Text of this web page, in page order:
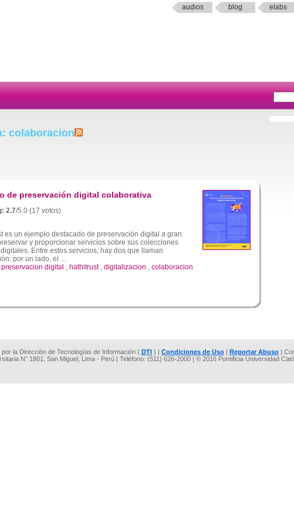
audios blog elabs
colaboracion
de preservación digital colaborativa
2.7/5.0 (17 votos)
es un ejemplo destacado de preservación digital a gran
y proporcionar servicios sobre sus colecciones
Entre estos servicios, hay dos que llaman
por un lado, el ...
preservacion digital , hathitrust, digitalizacion , colaboracion
la Dirección de Tecnologías de Información ( DTI) | Condiciones de Uso| Reportar Abuso|
N° 1801, San Miguel, Lima - Perú | Teléfono: (511) 626-2000 | © 2016 Pontificia Universidad